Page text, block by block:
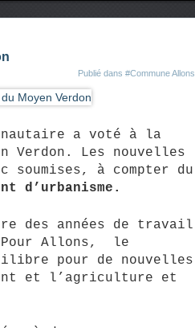
Publié dans #Commune Allons
a voté à la
Verdon. Les nouvelles
soumises, à compter du
d’urbanisme.
des années de travail
Pour Allons, le
pour de nouvelles
et l’agriculture et